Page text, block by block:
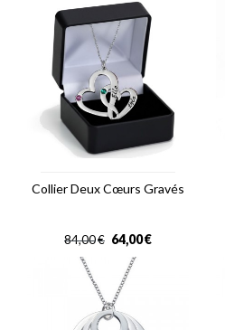
Collier Deux Cœurs Gravés
€
84,00 €
64,00